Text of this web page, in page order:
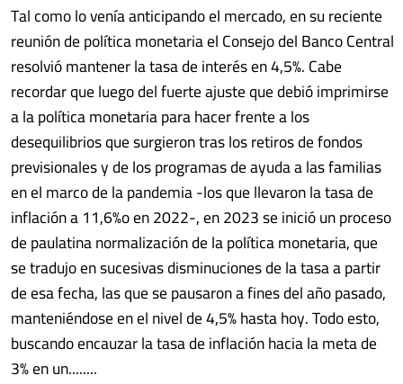
Tal como lo venía anticipando el mercado, en su reciente
reunión de política monetaria el Consejo del Banco Central
resolvió mantener la tasa de interés en 4,5%. Cabe
recordar que luego del fuerte ajuste que debió imprimirse
a la política monetaria para hacer frente a los
desequilibrios que surgieron tras los retiros de fondos
previsionales y de los programas de ayuda a las familias
en el marco de la pandemia -los que llevaron la tasa de
inflación a 11,6%o en 2022-, en 2023 se inició un proceso
de paulatina normalización de la política monetaria, que
se tradujo en sucesivas disminuciones de la tasa a partir
de esa fecha, las que se pausaron a fines del año pasado,
manteniéndose en el nivel de 4,5% hasta hoy. Todo esto,
buscando encauzar la tasa de inflación hacia la meta de
3% en un........